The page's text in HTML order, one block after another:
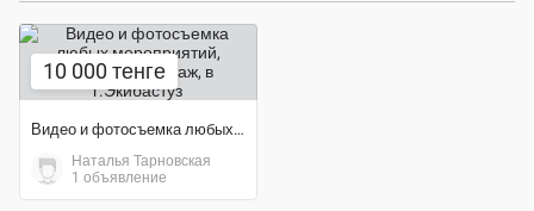
10 000 тенге
Видео и фотосъемка любых мероприятий, красивый монтаж
Наталья Тарновская
1 объявление